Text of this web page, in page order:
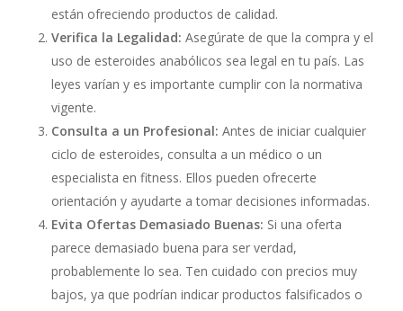
están ofreciendo productos de calidad.
Verifica la Legalidad: Asegúrate de que la compra y el
uso de esteroides anabólicos sea legal en tu país. Las
leyes varían y es importante cumplir con la normativa
vigente.
Consulta a un Profesional: Antes de iniciar cualquier
ciclo de esteroides, consulta a un médico o un
especialista en fitness. Ellos pueden ofrecerte
orientación y ayudarte a tomar decisiones informadas.
Evita Ofertas Demasiado Buenas: Si una oferta
parece demasiado buena para ser verdad,
probablemente lo sea. Ten cuidado con precios muy
bajos, ya que podrían indicar productos falsificados o